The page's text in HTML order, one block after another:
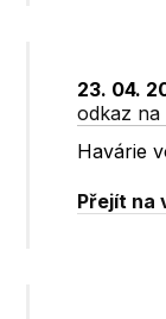
23. 04.
odkaz na
Havárie
Přejít na